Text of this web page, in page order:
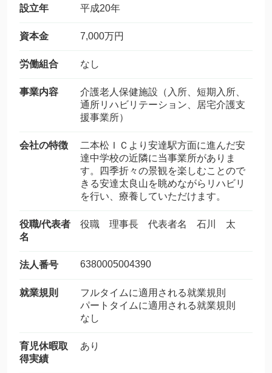
設立年 平成20年
資本金 7,000万円
労働組合 なし
事業内容
介護老人保健施設（入所、短期入所、
通所リハビリテーション、居宅介護支
援事業所）
会社の特徴
二本松ＩＣより安達駅方面に進んだ安
達中学校の近隣に当事業所がありま
す。四季折々の景観を楽しむことので
きる安達太良山を眺めながらリハビリ
を行い、療養していただけます。
役職/代表者
名
役職 理事長 代表者名 石川 太
法人番号 6380005004390
就業規則
フルタイムに適用される就業規則
パートタイムに適用される就業規則
なし
育児休暇取
得実績
あり